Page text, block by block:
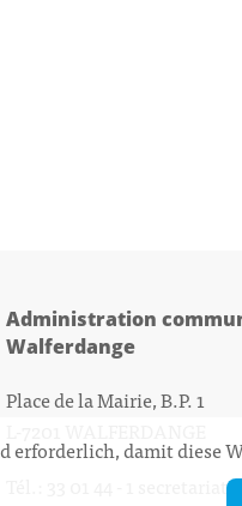
Administration
Walferdange
Place de la Mairie, B.P. 1
erforderlich, damit diese